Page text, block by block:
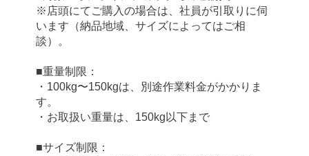
※店頭にてご購入の場合は、社員が引取りに伺
います（納品地域、サイズによってはご相
談）。
■重量制限：
・100kg〜150kgは、別途作業料金がかかりま
す。
・お取扱い重量は、150kg以下まで
■サイズ制限：